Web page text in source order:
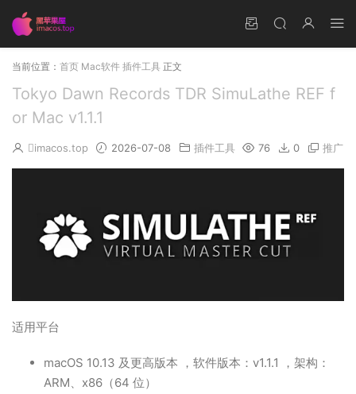
当前位置： 首页 Mac软件 插件工具 正文
Tokyo Dawn Records TDR SimuLathe REF f
or Mac v1.1.1
imacos.top 2026-07-08 插件工具 76 0 推广
适用平台
macOS 10.13 及更高版本 ，软件版本：v1.1.1 ，架构：
ARM、x86（64 位）